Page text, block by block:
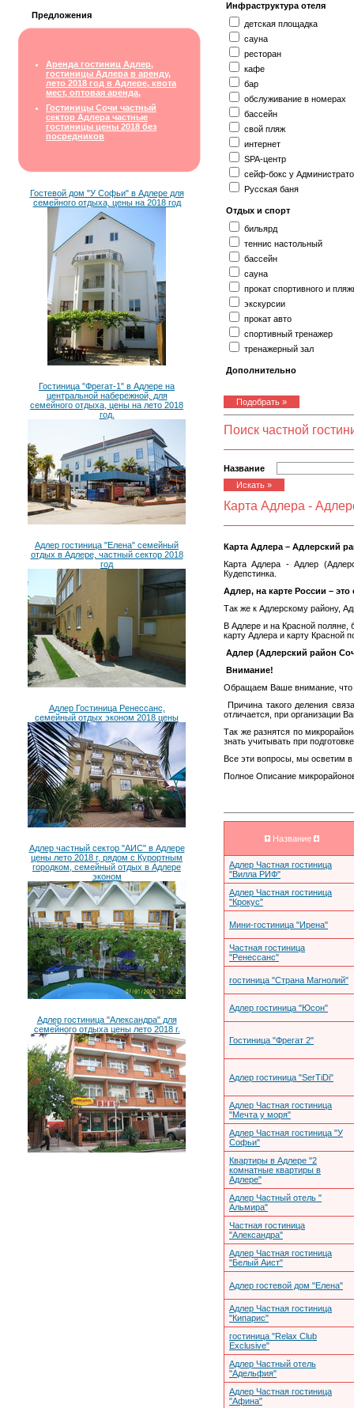
Предложения
Аренда гостиниц Адлер,
гостиницы Адлера в аренду,
лето 2018 год в Адлере, квота
мест, оптовая аренда,
Гостиницы Сочи частный
сектор Адлера частные
гостиницы цены 2018 без
посредников
Гостевой дом "У Софьи" в Адлере для
семейного отдыха, цены на 2018 год
Гостиница "Фрегат-1" в Адлере на
центральной набережной, для
семейного отдыха, цены на лето 2018
год.
Адлер гостиница "Елена" семейный
отдых в Адлере, частный сектор 2018
год
Адлер Гостиница Ренессанс,
семейный отдых эконом 2018 цены
Адлер частный сектор "АИС" в Адлере
цены лето 2018 г, рядом с Курортным
городком, семейный отдых в Адлере
эконом
Адлер гостиница "Александра" для
семейного отдыха цены лето 2018 г.
Инфраструктура отеля
детская площадка
сауна
ресторан
кафе
бар
обслуживание в номерах
бассейн
свой пляж
интернет
SPA-центр
сейф-бокс у
Русская баня
Отдых и спорт
бильярд
теннис настольный
бассейн
сауна
прокат спортивного и
экскурсии
прокат авто
спортивный тренажер
тренажерный зал
Дополнительно
Поиск частной
Название
Карта Адлера -
Карта Адлера – Адлерский
Карта Адлера - Адлер
Кудепстинка.
Адлер, на карте России –
Так же к Адлерскому району,
В Адлере и на Красной поляне,
карту Адлера и карту Красной
Адлер (Адлерский район
Внимание!
Обращаем Ваше внимание, что
Причина такого деления
отличается, при организации
Так же разнятся по
знать учитывать при
Все эти вопросы, мы осветим
Полное Описание
Название
Адлер Частная гостиница
"Вилла РИФ"
Адлер Частная гостиница
"Крокус"
Мини-гостиница "Ирена"
Частная гостиница
"Ренессанс"
гостиница "Страна Магнолий"
Адлер гостиница "Юсон"
Гостиница "Фрегат 2"
Адлер гостиница "SerTiDi"
Адлер Частная гостиница
"Мечта у моря"
Адлер Частная гостиница "У
Софьи"
Квартиры в Адлере "2
комнатные квартиры в
Адлере"
Адлер Частный отель "
Альмира"
Частная гостиница
"Александра"
Адлер Частная гостиница
"Белый Аист"
Адлер гостевой дом "Елена"
Адлер Частная гостиница
"Кипарис"
гостиница "Relax Club
Exclusive"
Адлер Частный отель
"Адельфия"
Адлер Частная гостиница
"Афина"